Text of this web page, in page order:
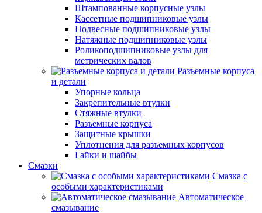
Штампованные корпусные узлы
Кассетные подшипниковые узлы
Подвесные подшипниковые узлы
Натяжные подшипниковые узлы
Роликоподшипниковые узлы для
метрических валов
Разъемные корпуса
и детали
Упорные кольца
Закрепительные втулки
Стяжные втулки
Разъемные корпуса
Защитные крышки
Уплотнения для разъемных корпусов
Гайки и шайбы
Смазки
Смазка с
особыми характеристиками
Автоматическое
смазывание